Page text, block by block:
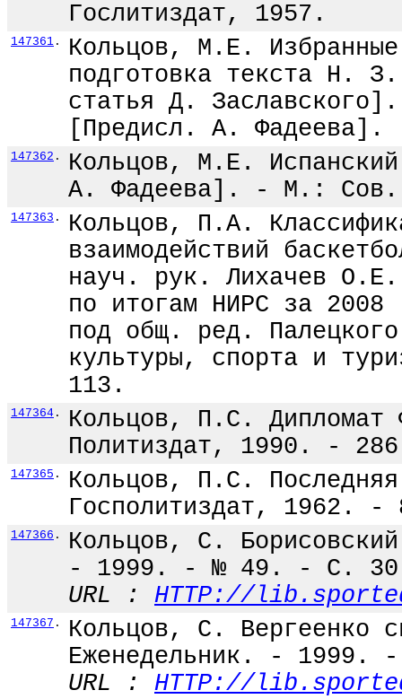
Гослитиздат, 1957.
147361 .
Кольцов, М.Е.
подготовка текста Н.
статья Д.
[Предисл. А.
147362 .
Кольцов, М.Е.
А. Фадеева]. - М.: Сов.
147363 .
Кольцов, П.А.
взаимодействий
науч. рук. Лихачев
по итогам НИРС за
под общ. ред.
культуры, спорта и
113.
147364 .
Кольцов, П.С.
Политиздат, 1990. -
147365 .
Кольцов, П.С.
Госполитиздат, 1962.
147366 .
Кольцов, С.
- 1999. - № 49. - С.
URL : HTTP://
147367 .
Кольцов, С. Вергеенко
Еженедельник. -
URL : HTTP://